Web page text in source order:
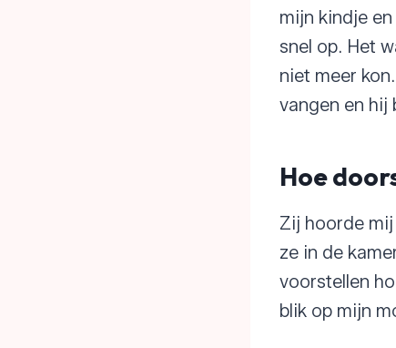
mijn kindje
snel op. Het
niet meer
vangen en hij
Hoe
Zij hoorde
ze in de
voorstellen
blik op mijn